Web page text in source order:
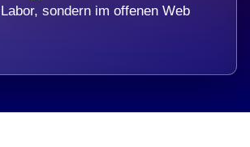
sondern im offenen Web